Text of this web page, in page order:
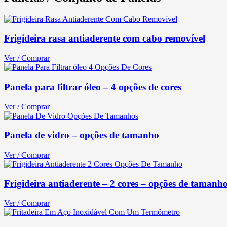
Frigideira rasa antiaderente com cabo removível
Ver / Comprar
Panela para filtrar óleo – 4 opções de cores
Ver / Comprar
Panela de vidro – opções de tamanho
Ver / Comprar
Frigideira antiaderente – 2 cores – opções de
Ver / Comprar